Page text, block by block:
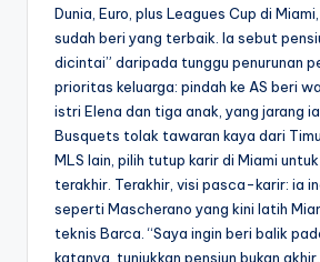
Dunia, Euro, plus Leagues Cup di
sudah beri yang terbaik. Ia sebut
dicintai” daripada tunggu penurunan
prioritas keluarga: pindah ke AS beri
istri Elena dan tiga anak, yang jarang
Busquets tolak tawaran kaya dari
MLS lain, pilih tutup karir di Miami
terakhir. Terakhir, visi pasca-karir: ia
seperti Mascherano yang kini latih
teknis Barca. “Saya ingin beri balik
katanya, tunjukkan pensiun bukan